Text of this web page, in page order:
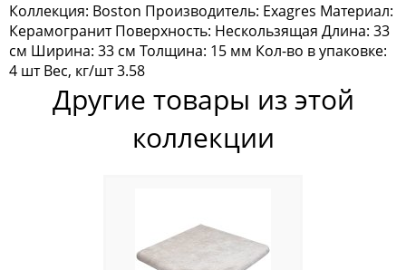
Коллекция: Boston Производитель: Exagres Материал:
Керамогранит Поверхность: Нескользящая Длина: 33
см Ширина: 33 см Толщина: 15 мм Кол-во в упаковке:
4 шт Вес, кг/шт 3.58
Другие товары из этой
коллекции